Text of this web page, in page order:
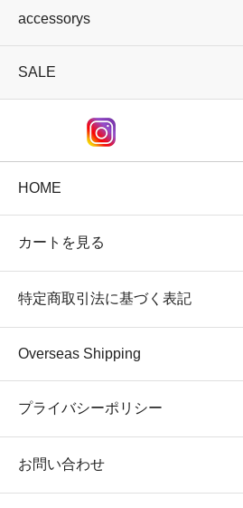
accessorys
SALE
HOME
カートを見る
特定商取引法に基づく表記
Overseas Shipping
プライバシーポリシー
お問い合わせ